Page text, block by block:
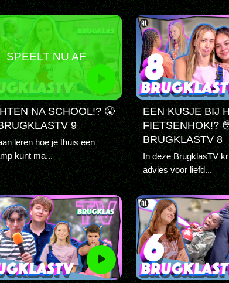
SPEELT NU AF
NA SCHOOL!? 😤
9
leren hoe je thuis een
kunt ma...
EEN KUSJE BIJ
FIETSENHOK!?
BRUGKLASTV 8
In deze BrugklasTV
advies voor liefd...